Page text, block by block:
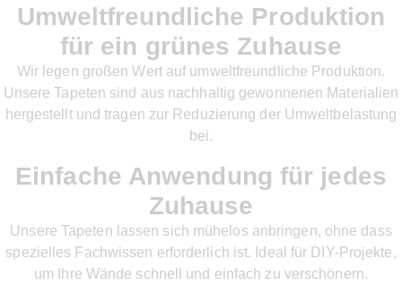
Umweltfreundliche Produktion
für ein grünes Zuhause
Wir legen großen Wert auf umweltfreundliche Produktion.
Unsere Tapeten sind aus nachhaltig gewonnenen Materialien
hergestellt und tragen zur Reduzierung der Umweltbelastung
bei.
Einfache Anwendung für jedes
Zuhause
Unsere Tapeten lassen sich mühelos anbringen, ohne dass
spezielles Fachwissen erforderlich ist. Ideal für DIY-Projekte,
um Ihre Wände schnell und einfach zu verschönern.